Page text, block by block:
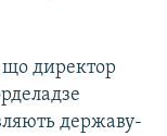
що директор
державу-